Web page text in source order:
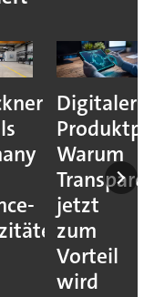
Digitaler
Warum
jetzt
zum
Vorteil
wird